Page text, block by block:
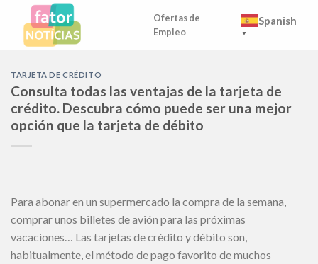
content
Ofertas de
Empleo
Spanish
▼
TARJETA DE CRÉDITO
Consulta todas las ventajas de la tarjeta de
crédito. Descubra cómo puede ser una mejor
opción que la tarjeta de débito
Para abonar en un supermercado la compra de la semana,
comprar unos billetes de avión para las próximas
vacaciones… Las tarjetas de crédito y débito son,
habitualmente, el método de pago favorito de muchos